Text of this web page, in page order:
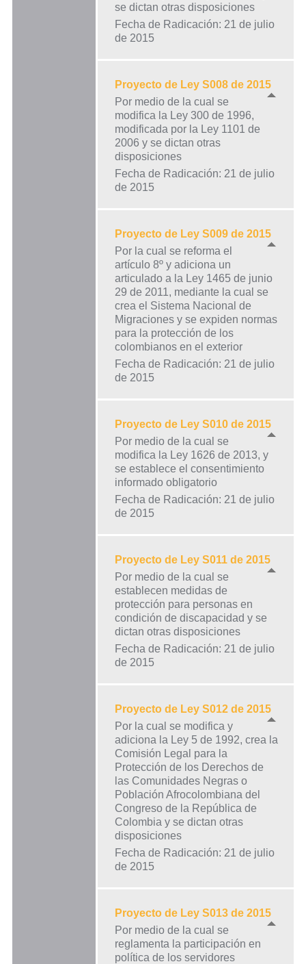
se dictan otras disposiciones
Fecha de Radicación: 21 de julio
de 2015
Proyecto de Ley S008 de 2015
Por medio de la cual se
modifica la Ley 300 de 1996,
modificada por la Ley 1101 de
2006 y se dictan otras
disposiciones
Fecha de Radicación: 21 de julio
de 2015
Proyecto de Ley S009 de 2015
Por la cual se reforma el
artículo 8º y adiciona un
articulado a la Ley 1465 de junio
29 de 2011, mediante la cual se
crea el Sistema Nacional de
Migraciones y se expiden normas
para la protección de los
colombianos en el exterior
Fecha de Radicación: 21 de julio
de 2015
Proyecto de Ley S010 de 2015
Por medio de la cual se
modifica la Ley 1626 de 2013, y
se establece el consentimiento
informado obligatorio
Fecha de Radicación: 21 de julio
de 2015
Proyecto de Ley S011 de 2015
Por medio de la cual se
establecen medidas de
protección para personas en
condición de discapacidad y se
dictan otras disposiciones
Fecha de Radicación: 21 de julio
de 2015
Proyecto de Ley S012 de 2015
Por la cual se modifica y
adiciona la Ley 5 de 1992, crea la
Comisión Legal para la
Protección de los Derechos de
las Comunidades Negras o
Población Afrocolombiana del
Congreso de la República de
Colombia y se dictan otras
disposiciones
Fecha de Radicación: 21 de julio
de 2015
Proyecto de Ley S013 de 2015
Por medio de la cual se
reglamenta la participación en
política de los servidores